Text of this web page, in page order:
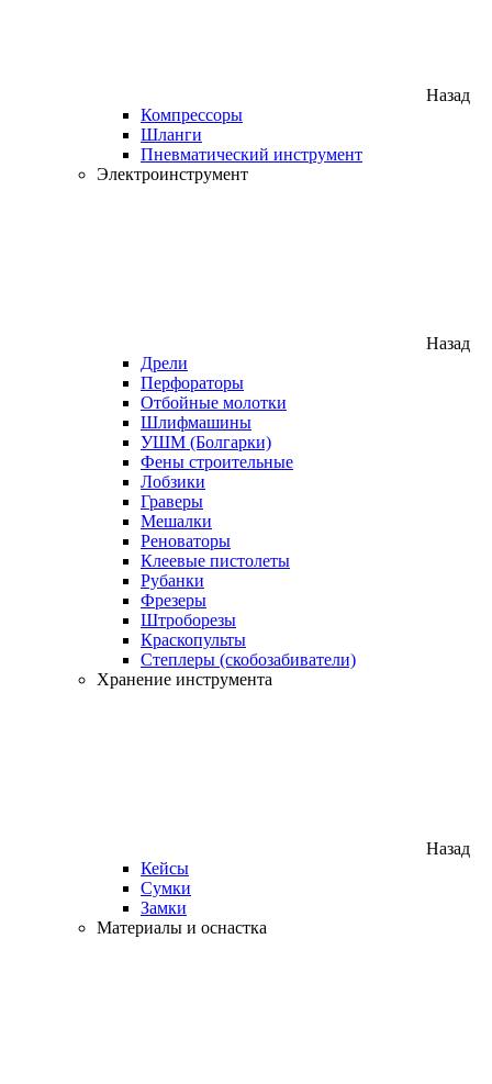
Назад
Компрессоры
Шланги
Пневматический инструмент
Электроинструмент
Назад
Дрели
Перфораторы
Отбойные молотки
Шлифмашины
УШМ (Болгарки)
Фены строительные
Лобзики
Граверы
Мешалки
Реноваторы
Клеевые пистолеты
Рубанки
Фрезеры
Штроборезы
Краскопульты
Степлеры (скобозабиватели)
Хранение инструмента
Назад
Кейсы
Сумки
Замки
Материалы и оснастка